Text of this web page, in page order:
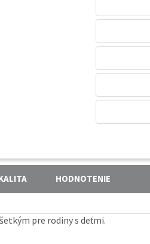
HODNOTENIE
pre rodiny s deťmi.